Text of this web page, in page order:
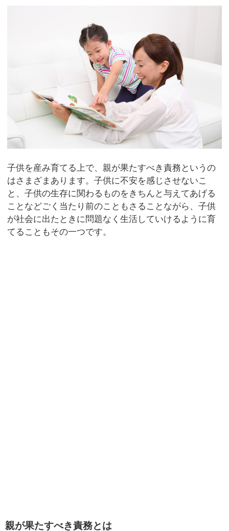
子供を産み育てる上で、親が果たすべき責務というの
はさまざまあります。子供に不安を感じさせないこ
と、子供の生存に関わるものをきちんと与えてあげる
ことなどごく当たり前のこともさることながら、子供
が社会に出たときに問題なく生活していけるように育
てることもその一つです。
親が果たすべき責務とは